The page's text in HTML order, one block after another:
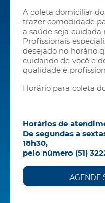
A coleta domiciliar
trazer comodidade
a saúde seja cuidada
Profissionais
desejado no horário
cuidando de você e
qualidade e
Horário para coleta
Horários de
De segundas a
18h30,
pelo número (51)
AGENDE